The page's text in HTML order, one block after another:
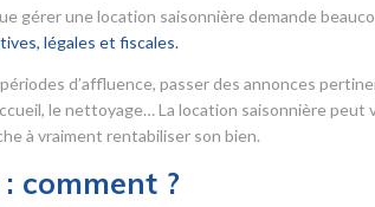
gérer une location saisonnière demande
légales et fiscales.
d’affluence, passer des annonces
le nettoyage… La location saisonnière peut
à vraiment rentabiliser son bien.
comment ?